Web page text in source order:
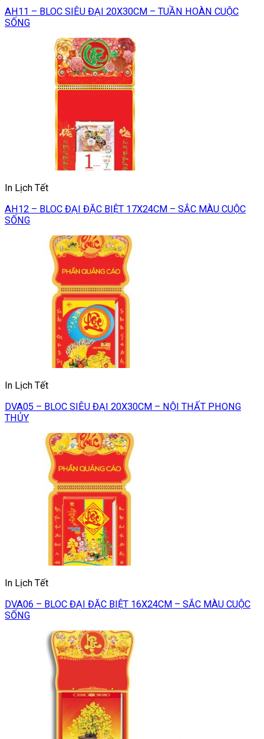
AH11 – BLOC SIÊU ĐẠI 20X30CM – TUẦN HOÀN CUỘC
SỐNG
In Lịch Tết
AH12 – BLOC ĐẠI ĐẶC BIỆT 17X24CM – SẮC MÀU CUỘC
SỐNG
In Lịch Tết
DVA05 – BLOC SIÊU ĐẠI 20X30CM – NỘI THẤT PHONG
THỦY
In Lịch Tết
DVA06 – BLOC ĐẠI ĐẶC BIỆT 16X24CM – SẮC MÀU CUỘC
SỐNG